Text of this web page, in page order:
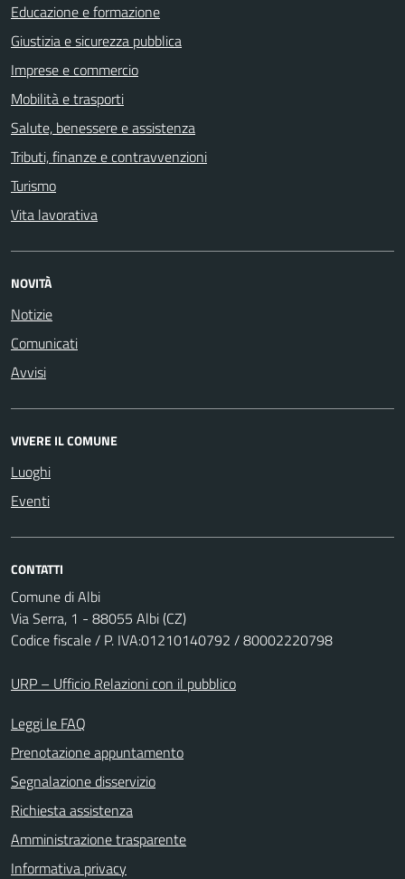
Educazione e formazione
Giustizia e sicurezza pubblica
Imprese e commercio
Mobilità e trasporti
Salute, benessere e assistenza
Tributi, finanze e contravvenzioni
Turismo
Vita lavorativa
NOVITÀ
Notizie
Comunicati
Avvisi
VIVERE IL COMUNE
Luoghi
Eventi
CONTATTI
Comune di Albi
Via Serra, 1 - 88055 Albi (CZ)
Codice fiscale / P. IVA:01210140792 / 80002220798
URP – Ufficio Relazioni con il pubblico
Leggi le FAQ
Prenotazione appuntamento
Segnalazione disservizio
Richiesta assistenza
Amministrazione trasparente
Informativa privacy